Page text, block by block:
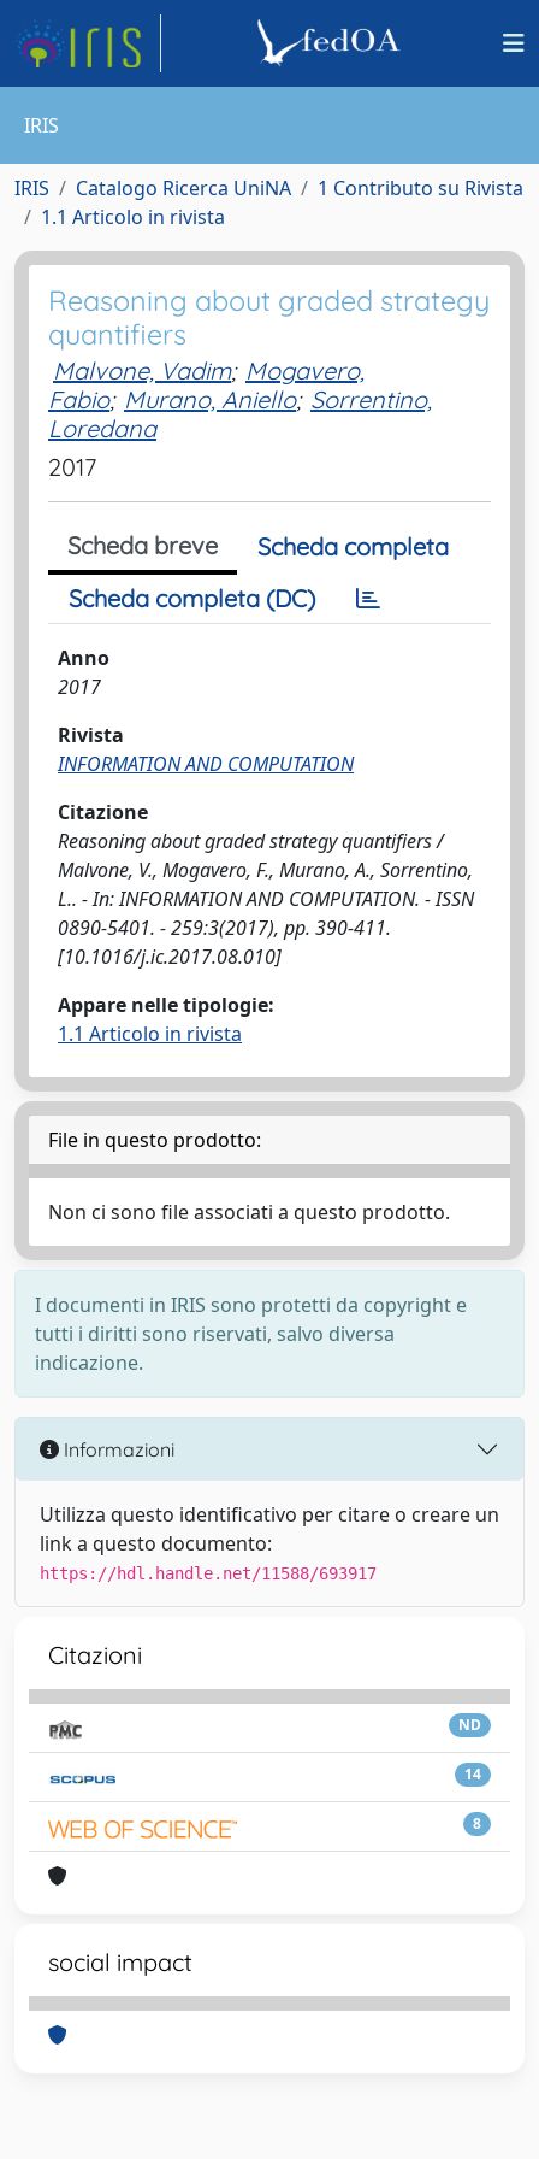
IRIS
IRIS Catalogo Ricerca UniNA
1 Contributo su Rivista
1.1 Articolo in rivista
Reasoning about graded strategy
quantifiers
Malvone, Vadim; Mogavero,
Fabio; Murano, Aniello; Sorrentino,
Loredana
2017
Scheda breve
Scheda completa
Scheda completa (DC)
Anno
2017
Rivista
INFORMATION AND COMPUTATION
Citazione
Reasoning about graded strategy quantifiers /
Malvone, V., Mogavero, F., Murano, A., Sorrentino,
L.. - In: INFORMATION AND COMPUTATION. - ISSN
0890-5401. - 259:3(2017), pp. 390-411.
[10.1016/j.ic.2017.08.010]
Appare nelle tipologie:
1.1 Articolo in rivista
File in questo prodotto:
Non ci sono file associati a questo prodotto.
I documenti in IRIS sono protetti da copyright e
tutti i diritti sono riservati, salvo diversa
indicazione.
Informazioni
Utilizza questo identificativo per citare o creare un
link a questo documento:
https://hdl.handle.net/11588/693917
Citazioni
ND
14
8
social impact